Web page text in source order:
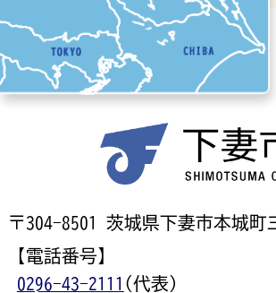
〒304-8501 茨城県下妻市本城町
【電話番号】
0296-43-2111 (代表)